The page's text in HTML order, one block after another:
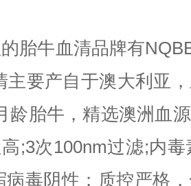
胎牛血清品牌有
主要产自于澳大利亚
龄胎牛，精选澳洲血
;3次100nm过滤;内
病毒阴性；质控严格